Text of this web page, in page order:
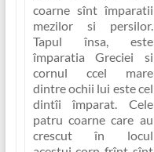
coarne sînt împaratii
mezilor si persilor.
Tapul însa, este
împaratia Greciei si
cornul ccel mare
dintre ochii lui este cel
dintîi împarat. Cele
patru coarne care au
crescut în locul